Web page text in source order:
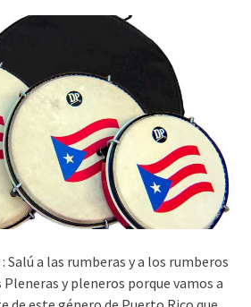
Salú a las rumberas y a los rumberos
y pleneros porque vamos a